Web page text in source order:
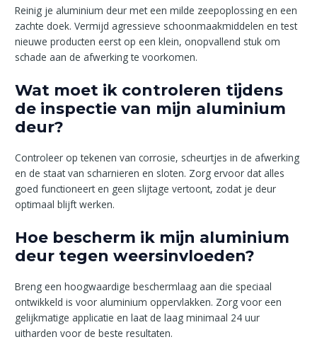
Reinig je aluminium deur met een milde zeepoplossing en een
zachte doek. Vermijd agressieve schoonmaakmiddelen en test
nieuwe producten eerst op een klein, onopvallend stuk om
schade aan de afwerking te voorkomen.
Wat moet ik controleren tijdens
de inspectie van mijn aluminium
deur?
Controleer op tekenen van corrosie, scheurtjes in de afwerking
en de staat van scharnieren en sloten. Zorg ervoor dat alles
goed functioneert en geen slijtage vertoont, zodat je deur
optimaal blijft werken.
Hoe bescherm ik mijn aluminium
deur tegen weersinvloeden?
Breng een hoogwaardige beschermlaag aan die speciaal
ontwikkeld is voor aluminium oppervlakken. Zorg voor een
gelijkmatige applicatie en laat de laag minimaal 24 uur
uitharden voor de beste resultaten.